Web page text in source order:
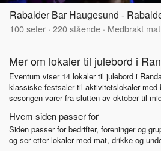
Rabalder Bar Haugesund -
100seter · 220stående · Medbrakt
Mer om lokaler til julebord i
Eventum viser 14 lokaler til julebord i
klassiske festsaler til aktivitetslokaler med
sesongen varer fra slutten av oktober til
Hvem siden passer for
Siden passer for bedrifter, foreninger og
og ser etter lokaler med mat, drikke og